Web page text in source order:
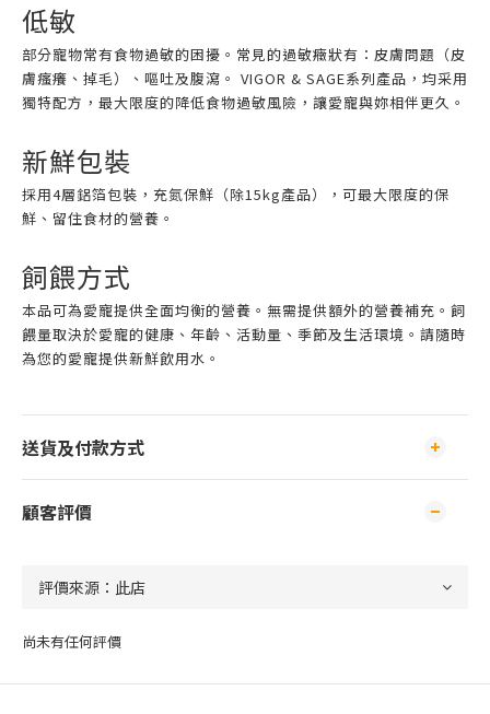
低敏
部分寵物常有食物過敏的困擾。常見的過敏癥狀有：皮膚問題（皮
膚瘙癢、掉毛）、嘔吐及腹瀉。 VIGOR & SAGE系列產品，均采用
獨特配方，最大限度的降低食物過敏風險，讓愛寵與妳相伴更久。
新鮮包裝
採用4層鋁箔包裝，充氮保鮮（除15kg產品），可最大限度的保
鮮、留住食材的營養。
飼餵方式
本品可為愛寵提供全面均衡的營養。無需提供額外的營養補充。飼
餵量取決於愛寵的健康、年齡、活動量、季節及生活環境。請隨時
為您的愛寵提供新鮮飲用水。
送貨及付款方式
顧客評價
尚未有任何評價